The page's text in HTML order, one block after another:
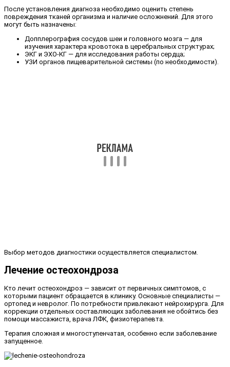
После установления диагноза необходимо оценить степень
повреждения тканей организма и наличие осложнений. Для этого
могут быть назначены:
Допплерография сосудов шеи и головного мозга — для
изучения характера кровотока в церебральных структурах;
ЭКГ и ЭХО-КГ — для исследования работы сердца;
УЗИ органов пищеварительной системы (по необходимости).
Выбор методов диагностики осуществляется специалистом.
Лечение остеохондроза
Кто лечит остеохондроз — зависит от первичных симптомов, с
которыми пациент обращается в клинику. Основные специалисты —
ортопед и невролог. По потребности привлекают нейрохирурга. Для
коррекции отдельных составляющих заболевания не обойтись без
помощи массажиста, врача ЛФК, физиотерапевта.
Терапия сложная и многоступенчатая, особенно если заболевание
запущенное.